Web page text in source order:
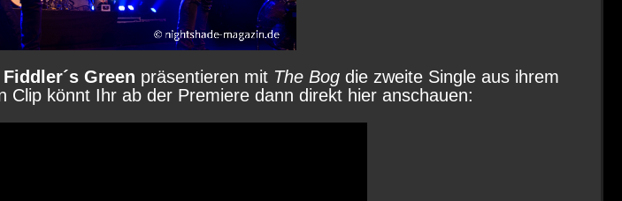
Fiddler´s Green präsentieren mit The Bogdie zweite Single aus ihrem
Clip könnt Ihr ab der Premiere dann direkt hier anschauen: